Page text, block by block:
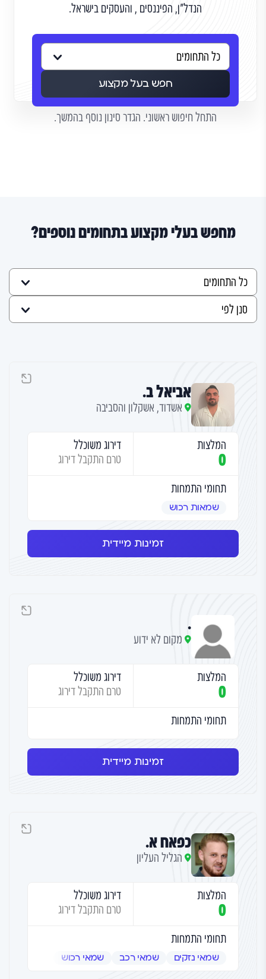
הנדל"ן, הפיננסים , והעסקים בישראל.
חפש בעל מקצוע
התחל חיפוש ראשוני. הגדר סינון נוסף בהמשך.
מחפש בעלי מקצוע בתחומים נוספים?
אביאל ב.
אשדוד, אשקלון והסביבה
המלצות
0
דירוג משוכלל
טרם התקבל דירוג
תחומי התמחות
שמאות רכוש
זמינות מיידית
.
מקום לא ידוע
המלצות
0
דירוג משוכלל
טרם התקבל דירוג
תחומי התמחות
זמינות מיידית
כפאח א.
הגליל העליון
המלצות
0
דירוג משוכלל
טרם התקבל דירוג
תחומי התמחות
שמאי נזקים שמאי רכב שמאי רכוש